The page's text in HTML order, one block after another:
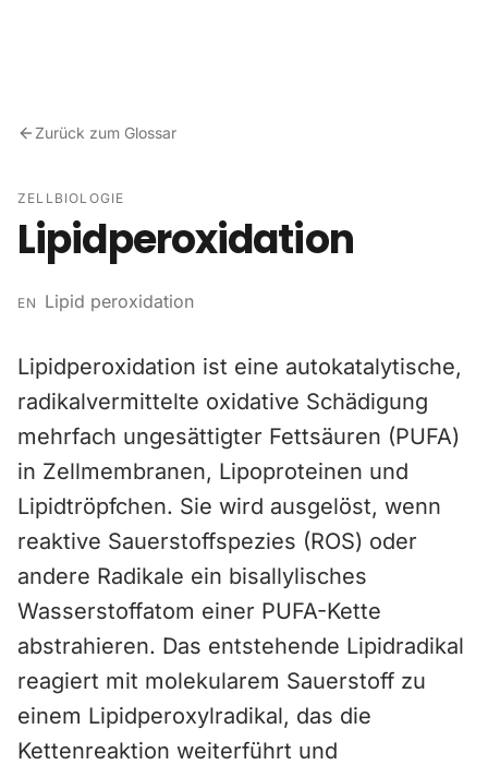
Zurück zum Glossar
ZELLBIOLOGIE
Lipidperoxidation
EN Lipid peroxidation
Lipidperoxidation ist eine autokatalytische,
radikalvermittelte oxidative Schädigung
mehrfach ungesättigter Fettsäuren (PUFA)
in Zellmembranen, Lipoproteinen und
Lipidtröpfchen. Sie wird ausgelöst, wenn
reaktive Sauerstoffspezies (ROS) oder
andere Radikale ein bisallylisches
Wasserstoffatom einer PUFA-Kette
abstrahieren. Das entstehende Lipidradikal
reagiert mit molekularem Sauerstoff zu
einem Lipidperoxylradikal, das die
Kettenreaktion weiterführt und